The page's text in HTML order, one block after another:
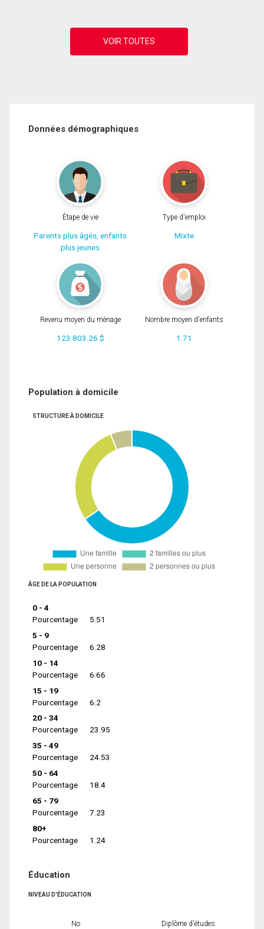
Données démographiques
Étape de vie
Parents plus âgés, enfants
plus jeunes
Type d'emploi
Mixte
Revenu moyen du ménage
123 803.26 $
Nombre moyen d'enfants
1.71
Population à domicile
STRUCTURE À DOMICILE
ÂGE DE LA POPULATION
0 - 4
Pourcentage
5.51
5 - 9
Pourcentage
6.28
10 - 14
Pourcentage
6.66
15 - 19
Pourcentage
6.2
20 - 34
Pourcentage
23.95
35 - 49
Pourcentage
24.53
50 - 64
Pourcentage
18.4
65 - 79
Pourcentage
7.23
80+
Pourcentage
1.24
Éducation
NIVEAU D'ÉDUCATION
No
Diplôme d'études